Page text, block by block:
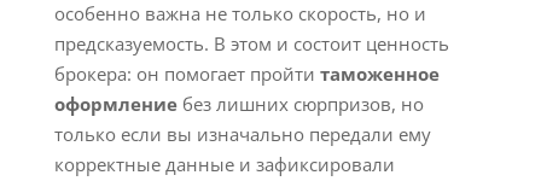
особенно важна не только скорость, но и
предсказуемость. В этом и состоит ценность
брокера: он помогает пройти таможенное
оформлениебез лишних сюрпризов, но
только если вы изначально передали ему
корректные данные и зафиксировали